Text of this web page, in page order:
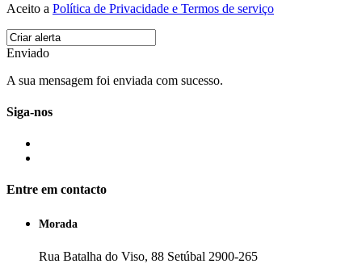
Aceito a Política de Privacidade e Termos de serviço
Enviado
A sua mensagem foi enviada com sucesso.
Siga-nos
Entre em contacto
Morada
Rua Batalha do Viso, 88 Setúbal 2900-265